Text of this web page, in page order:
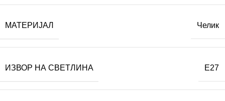
МАТЕРИЈАЛ Челик
ИЗВОР НА СВЕТЛИНА E27